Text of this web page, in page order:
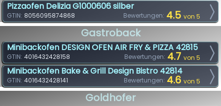
Pizzaofen Delizia G1000606 silber
Bewertungen: 4.5 von 5
GTIN: 8056095874868
Gastroback
Minibackofen DESIGN OFEN AIR FRY & PIZZA 42815
Bewertungen: 4.7 von 5
GTIN: 4016432428158
Minibackofen Bake & Grill Design Bistro 42814
Bewertungen: 4.6 von 5
GTIN: 4016432428141
Goldhofer